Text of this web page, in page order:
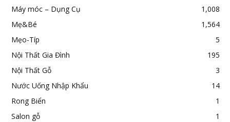
Máy móc – Dụng Cụ
1,008
Mẹ&Bé
1,564
Mẹo-Típ
5
Nội Thất Gia Đình
195
Nội Thất Gỗ
3
Nước Uống Nhập Khẩu
14
Rong Biển
1
Salon gỗ
1